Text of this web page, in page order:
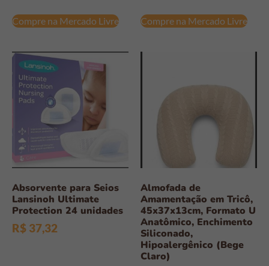
Compre na Mercado Livre Compre na Mercado Livre
Absorvente para Seios
Lansinoh Ultimate
Protection 24 unidades
R$ 37,32
Almofada de
Amamentação em Tricô,
45x37x13cm, Formato U
Anatômico, Enchimento
Siliconado,
Hipoalergênico (Bege
Claro)